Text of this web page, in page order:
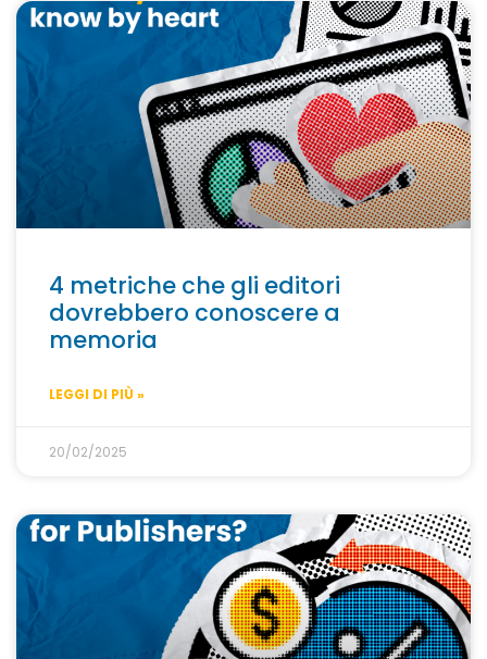
4 metriche che gli editori
dovrebbero conoscere a
memoria
LEGGI DI PIÙ »
20/02/2025